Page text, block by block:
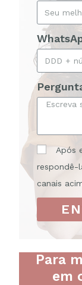
Após
respondê-
canais
Para
em